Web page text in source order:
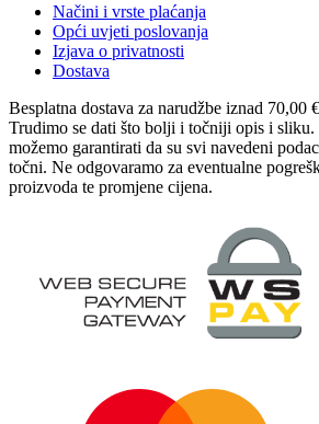
Načini i vrste plaćanja
Opći uvjeti poslovanja
Izjava o privatnosti
Dostava
Besplatna dostava za narudžbe iznad 70,00 €
Trudimo se dati što bolji i točniji opis i sliku.
možemo garantirati da su svi navedeni
točni. Ne odgovaramo za eventualne
proizvoda te promjene cijena.